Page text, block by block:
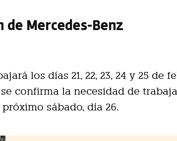
de Mercedes-Benz
los días 21, 22, 23, 24 y 25 de
confirma la necesidad de
sábado, día 26.